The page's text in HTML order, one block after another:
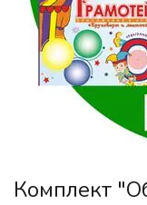
Комплект